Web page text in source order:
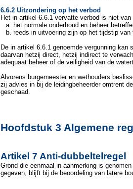
6.6.2 Uitzondering op het verbod
Het in artikel 6.6.1 vervatte verbod is niet
het normale onderhoud en beheer
reeds in uitvoering zijn op het tijdstip
De in artikel 6.6.1 genoemde vergunning kan
daarvan hetzij direct, hetzij indirect te
adequaat beheer of de veiligheid van de
Alvorens burgemeester en wethouders
zij advies in bij de leidingbeheerder omtrent
geschaad.
Hoofdstuk 3 Algemene
Artikel 7 Anti-dubbeltelregel
Grond die eenmaal in aanmerking is
gegeven, blijft bij de beoordeling van latere